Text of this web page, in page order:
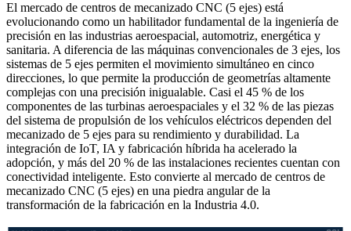
El mercado de centros de mecanizado CNC (5 ejes) está
evolucionando como un habilitador fundamental de la ingeniería de
precisión en las industrias aeroespacial, automotriz, energética y
sanitaria. A diferencia de las máquinas convencionales de 3 ejes, los
sistemas de 5 ejes permiten el movimiento simultáneo en cinco
direcciones, lo que permite la producción de geometrías altamente
complejas con una precisión inigualable. Casi el 45 % de los
componentes de las turbinas aeroespaciales y el 32 % de las piezas
del sistema de propulsión de los vehículos eléctricos dependen del
mecanizado de 5 ejes para su rendimiento y durabilidad. La
integración de IoT, IA y fabricación híbrida ha acelerado la
adopción, y más del 20 % de las instalaciones recientes cuentan con
conectividad inteligente. Esto convierte al mercado de centros de
mecanizado CNC (5 ejes) en una piedra angular de la
transformación de la fabricación en la Industria 4.0.